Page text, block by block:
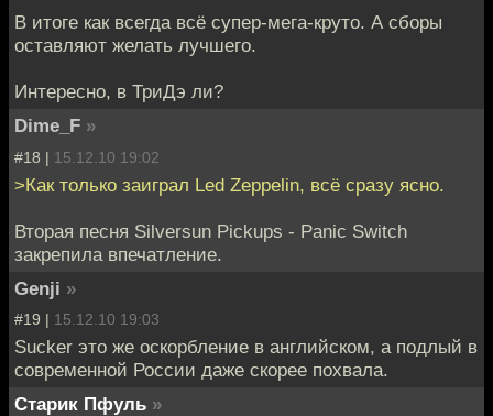
В итоге как всегда всё супер-мега-круто. А сборы
оставляют желать лучшего.
Интересно, в ТриДэ ли?
Dime_F »
#18 | 15.12.10 19:02
>Как только заиграл Led Zeppelin, всё сразу ясно.
Вторая песня Silversun Pickups - Panic Switch
закрепила впечатление.
Genji »
#19 | 15.12.10 19:03
Sucker это же оскорбление в английском, а подлый в
современной России даже скорее похвала.
Старик Пфуль »